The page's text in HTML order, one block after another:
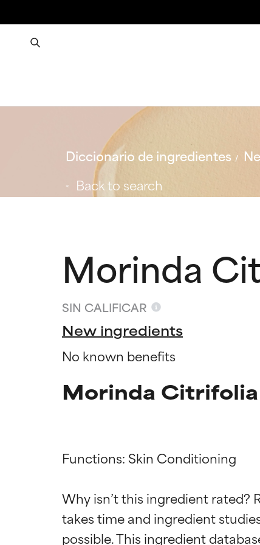
Diccionario de ingredientes
Back to search
Morinda
SIN CALIFICAR
New ingredients
No known benefits
Morinda
Functions: Skin Conditioning
Why isn’t this ingredient rated?
takes time and ingredient
Ingrediente
Ingrediente